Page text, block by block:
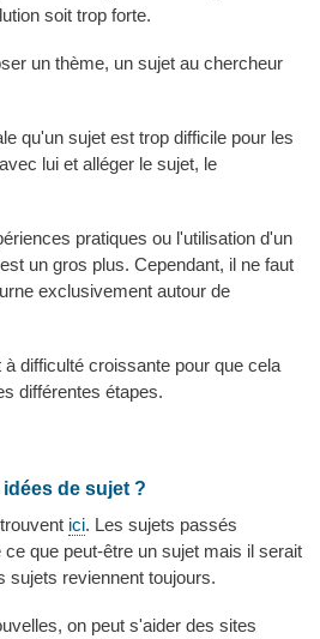
soit trop forte.
un thème, un sujet au chercheur
qu'un sujet est trop difficile pour les
lui et alléger le sujet, le
pratiques ou l'utilisation d'un
un gros plus. Cependant, il ne faut
exclusivement autour de
difficulté croissante pour que cela
différentes étapes.
de sujet ?
ici. Les sujets passés
ce que peut-être un sujet mais il serait
sujets reviennent toujours.
on peut s'aider des sites